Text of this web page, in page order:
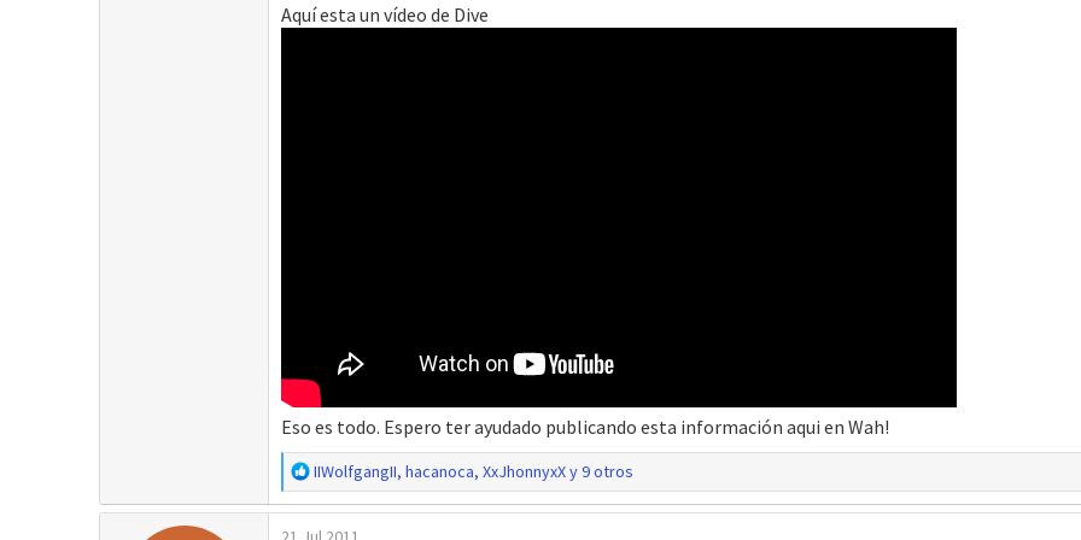
Aquí esta un vídeo de Dive
Eso es todo. Espero ter ayudado publicando esta información aqui en Wah!
R
e
a
IIWolfgangII, hacanoca, XxJhonnyxXy 9 otros